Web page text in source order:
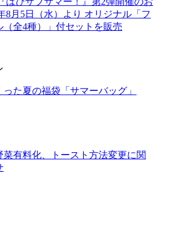
8月5日（水）より オリジナル「フ
（全4種）」付セットを販売
た夏の福袋「サマーバッグ」
菜有料化、トースト方法変更に関